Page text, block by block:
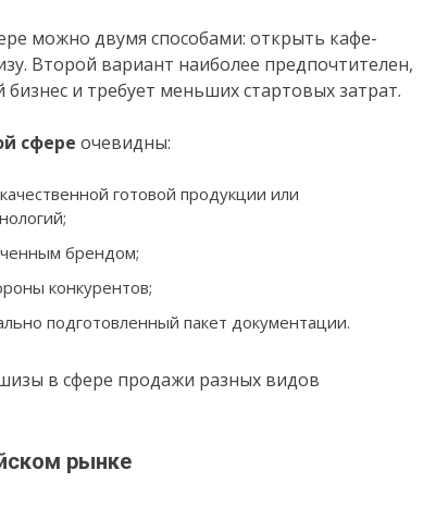
можно двумя способами: открыть кафе-
Второй вариант наиболее предпочтителен,
и требует меньших стартовых затрат.
сфере очевидны:
готовой продукции или
брендом;
конкурентов;
подготовленный пакет документации.
в сфере продажи разных видов
рынке